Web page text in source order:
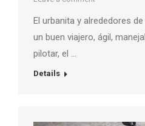
El urbanita y alrededores
un buen viajero, ágil,
pilotar, el …
Details